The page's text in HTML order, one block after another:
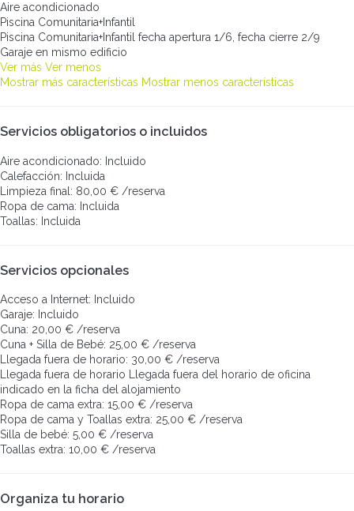
Aire acondicionado
Piscina Comunitaria+Infantil
Piscina Comunitaria+Infantil fecha apertura 1/6, fecha cierre 2/9
Garaje en mismo edificio
Ver más Ver menos
Mostrar más características Mostrar menos características
Servicios obligatorios o incluidos
Aire acondicionado: Incluido
Calefacción: Incluida
Limpieza final: 80,00 € /reserva
Ropa de cama: Incluida
Toallas: Incluida
Servicios opcionales
Acceso a Internet: Incluido
Garaje: Incluido
Cuna: 20,00 € /reserva
Cuna + Silla de Bebé: 25,00 € /reserva
Llegada fuera de horario: 30,00 € /reserva
Llegada fuera de horario
Llegada fuera del horario de oficina
indicado en la ficha del alojamiento
Ropa de cama extra: 15,00 € /reserva
Ropa de cama y Toallas extra: 25,00 € /reserva
Silla de bebé: 5,00 € /reserva
Toallas extra: 10,00 € /reserva
Organiza tu horario